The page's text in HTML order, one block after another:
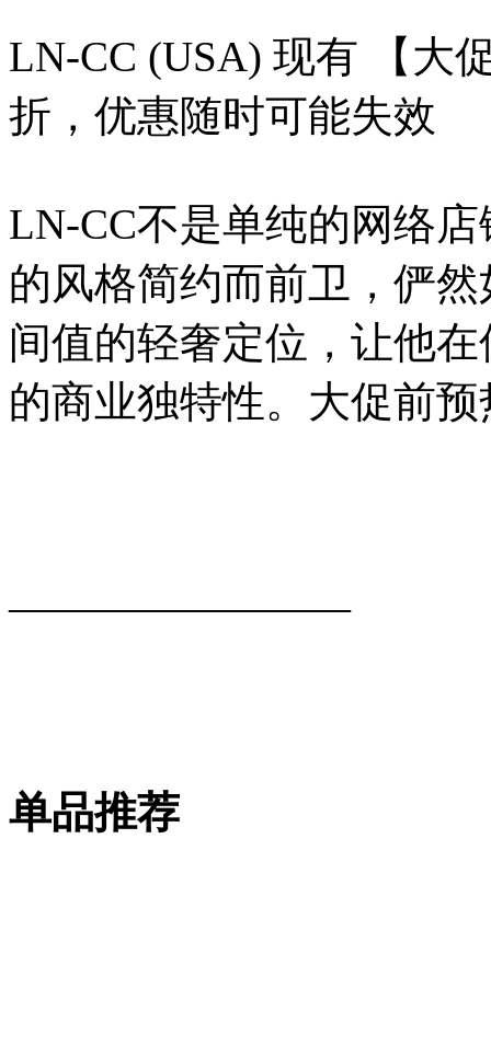
LN-CC (USA) 现有 【大
折，优惠随时可能失效
LN-CC不是单纯的网络
的风格简约而前卫，俨然
间值的轻奢定位，让他
的商业独特性。大促前
————————
单品推荐